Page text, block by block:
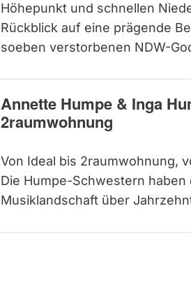
Höhepunkt und schnellen
Rückblick auf eine prägende
soeben verstorbenen NDW-
Annette Humpe & Inga
2raumwohnung
Von Ideal bis 2raumwohnung,
Die Humpe-Schwestern haben
Musiklandschaft über